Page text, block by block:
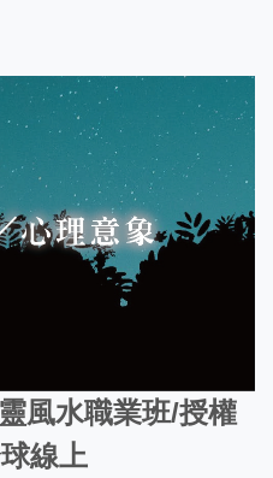
風水職業班/授權
線上